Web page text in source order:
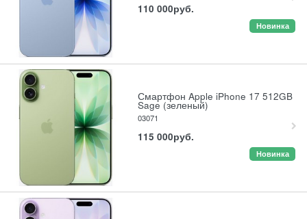
110 000руб.
Новинка
Смартфон Apple iPhone 17 512GB
Sage (зеленый)
03071
115 000руб.
Новинка